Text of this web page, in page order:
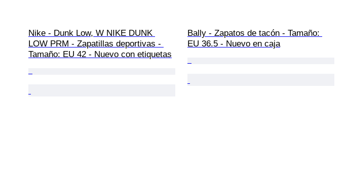
Nike - Dunk Low, W NIKE DUNK
LOW PRM - Zapatillas deportivas -
Tamaño: EU 42 - Nuevo con etiquetas
Bally - Zapatos de tacón - Tamaño:
EU 36.5 - Nuevo en caja